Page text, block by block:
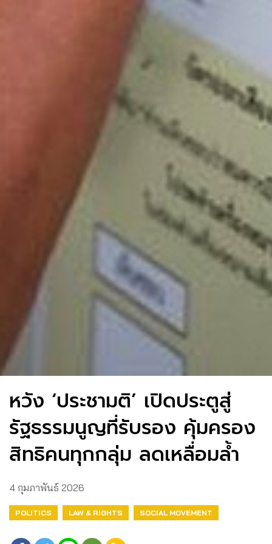
หวัง ‘ประชามติ’ เปิดประตูสู่
รัฐธรรมนูญที่รับรอง คุ้มครอง
สิทธิคนทุกกลุ่ม ลดเหลื่อมล้ำ
4 กุมภาพันธ์ 2026
POLITICS LAW & RIGHTS SOCIAL MOVEMENT